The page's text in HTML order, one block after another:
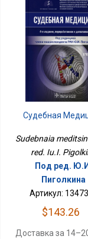
Судебная
Sudebnaia
red. Iu.I.
Под ред.
Пиголкина
Артикул:
$143.26
Доставка за